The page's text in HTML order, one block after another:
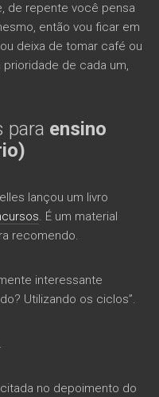
de repente você pensa
então vou ficar em
deixa de tomar café ou
de cada um,
para ensino
lançou um livro
. É um material
recomendo.
interessante
Utilizando os ciclos”.
no depoimento do